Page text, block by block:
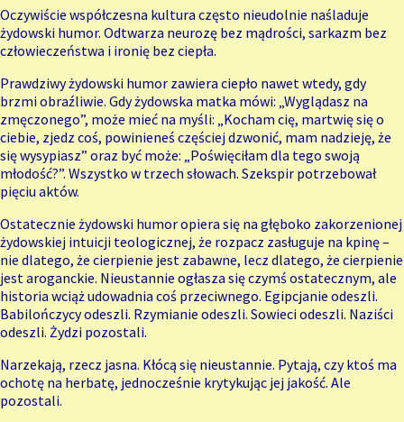
Oczywiście współczesna kultura często nieudolnie naśladuje
żydowski humor. Odtwarza neurozę bez mądrości, sarkazm bez
człowieczeństwa i ironię bez ciepła.
Prawdziwy żydowski humor zawiera ciepło nawet wtedy, gdy
brzmi obraźliwie. Gdy żydowska matka mówi: „Wyglądasz na
zmęczonego”, może mieć na myśli: „Kocham cię, martwię się o
ciebie, zjedz coś, powinieneś częściej dzwonić, mam nadzieję, że
się wysypiasz” oraz być może: „Poświęciłam dla tego swoją
młodość?”. Wszystko w trzech słowach. Szekspir potrzebował
pięciu aktów.
Ostatecznie żydowski humor opiera się na głęboko zakorzenionej
żydowskiej intuicji teologicznej, że rozpacz zasługuje na kpinę –
nie dlatego, że cierpienie jest zabawne, lecz dlatego, że cierpienie
jest aroganckie. Nieustannie ogłasza się czymś ostatecznym, ale
historia wciąż udowadnia coś przeciwnego. Egipcjanie odeszli.
Babilończycy odeszli. Rzymianie odeszli. Sowieci odeszli. Naziści
odeszli. Żydzi pozostali.
Narzekają, rzecz jasna. Kłócą się nieustannie. Pytają, czy ktoś ma
ochotę na herbatę, jednocześnie krytykując jej jakość. Ale
pozostali.